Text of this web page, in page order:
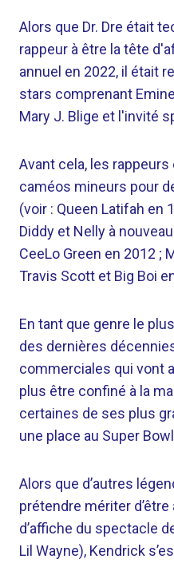
Alors que Dr. Dre était
rappeur à être la tête
annuel en 2022, il était
stars comprenant
Mary J. Blige et l'invité
Avant cela, les
caméos mineurs pour
(voir : Queen Latifah en
Diddy et Nelly à
CeeLo Green en 2012 ;
Travis Scott et Big Boi
En tant que genre le
des dernières
commerciales qui vont
plus être confiné à la
certaines de ses plus
une place au Super
Alors que d’autres
prétendre mériter
d’affiche du spectacle
Lil Wayne), Kendrick